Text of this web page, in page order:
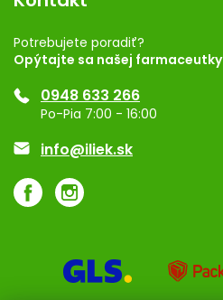
Rozhodnutie na prevádzku
Registrácia
Ponuka pre firmy
Značky
Potrebujete poradiť?
Opýtajte sa našej farmaceutky
0948 633 266
Po-Pia 7:00 - 16:00
info@iliek.sk